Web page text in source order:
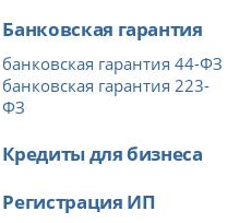
Банковская гарантия
банковская гарантия 44-ФЗ
банковская гарантия 223-
ФЗ
Кредиты для бизнеса
Регистрация ИП